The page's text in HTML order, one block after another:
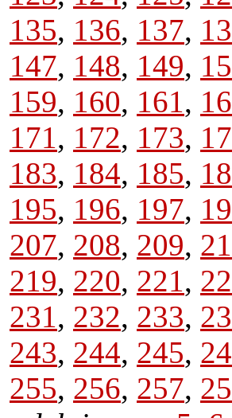
135, 136, 137,
147, 148, 149,
159, 160, 161,
171, 172, 173,
183, 184, 185,
195, 196, 197,
207, 208, 209,
219, 220, 221,
231, 232, 233,
243, 244, 245,
255, 256, 257,